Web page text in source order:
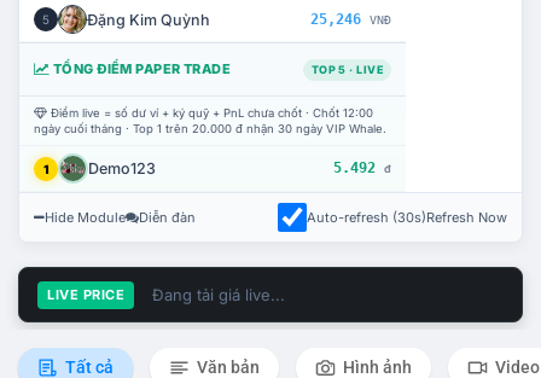
5 Đặng Kim Quỳnh 25,246 VNĐ
TỔNG ĐIỂM PAPER TRADE TOP 5 · LIVE
Điểm live = số dư ví + ký quỹ + PnL chưa chốt · Chốt 12:00
ngày cuối tháng · Top 1 trên 20.000 đ nhận 30 ngày VIP Whale.
1 Demo123 5.492 đ
Hide Module Diễn đàn Auto-refresh (30s)Refresh Now
LIVE PRICE Đang tải giá live...
Tất cả Văn bản Hình ảnh Video